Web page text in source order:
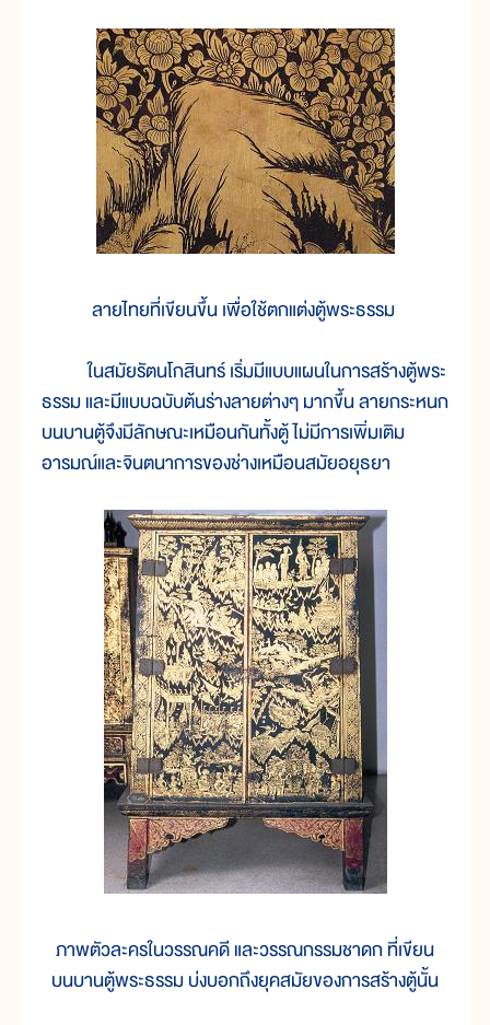
ลายไทยที่เขียนขึ้น เพื่อใช้ตกแต่งตู้พระธรรม
ในสมัยรัตนโกสินทร์ เริ่มมีแบบแผนในการสร้างตู้พระ
ธรรม และมีแบบฉบับต้นร่างลายต่างๆ มากขึ้น ลายกระหนก
บนบานตู้จึงมีลักษณะเหมือนกันทั้งตู้ ไม่มีการเพิ่มเติม
อารมณ์และจินตนาการของช่างเหมือนสมัยอยุธยา
ภาพตัวละครในวรรณคดี และวรรณกรรมชาดก ที่เขียน
บนบานตู้พระธรรม บ่งบอกถึงยุคสมัยของการสร้างตู้นั้น